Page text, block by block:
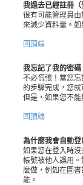
我過去已經註冊（
很有可能管理員
來減少資料量。
回頂端
我忘記了我的密碼
不必慌張！當您
的步驟完成，您
但是，如果您不能
回頂端
為什麼我會自動登
如果您在登入時沒
帳號被他人誤用
麼做，例如在圖
能。